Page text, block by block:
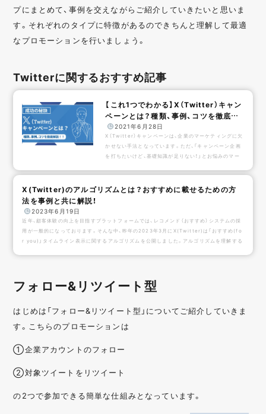
プにまとめて、事例を交えながらご紹介していきたいと思いま
す。それぞれのタイプに特徴があるのできちんと理解して最適
なプロモーションを行いましょう。
Twitterに関するおすすめ記事
【これ1つでわかる】X（Twitter）キャン
ペーンとは？種類、事例、コツを徹底解
説！！2021年6月28日
X（Twitter）キャンペーンは、企業のマーケティングに欠
かせない手法となっています。ただ、「キャンペーン企画
を打ちたいけど、基礎知識が足りない！」とお悩みのマー
ャンペーンの種類はとても多く、企画、戦略も多種多様。
成功には、しっかりとした戦略が必要です。本記事は、X
X(Twitter)のアルゴリズムとは？おすすめに載せるための方
法を事例と共に解説！
2023年6月19日
近年、顧客体験の向上を目指すプラットフォームでは、レコメンド（おすすめ）システムの採
用が一般的になっております。そんな中、昨年の2023年3月にX(Twitter)は「おすすめ(fo
r you)」タイムライン表示に関するアルゴリズムを公開しました。アルゴリズムを理解する
ランク付...
フォロー&リツイート型
はじめは「フォロー&リツイート型」についてご紹介していきま
す。こちらのプロモーションは
①企業アカウントのフォロー
②対象ツイートをリツイート
の2つで参加できる簡単な仕組みとなっています。